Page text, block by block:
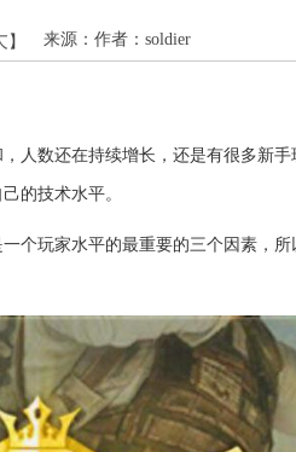
】 来源：作者：soldier
人数还在持续增长，还是有很多新
的技术水平。
个玩家水平的最重要的三个因素，